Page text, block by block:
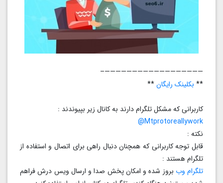
——————————————————–
**بکلینک رایگان**
کاربرانی که مشکل تلگرام دارند به کانال زیر بپیوندند :
Mtprotoreallywork@
نکته :
قابل توجه کاربرانی که همچنان دنبال راهی برای اتصال و استفاده از
تلگرام هستند :
تلگرام وببروز شده و امکان پخش صدا و ارسال ویس درش فراهم